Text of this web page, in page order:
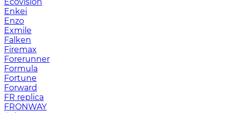
Enkei
Enzo
Exmile
Falken
Firemax
Forerunner
Formula
Fortune
Forward
FR replica
FRONWAY